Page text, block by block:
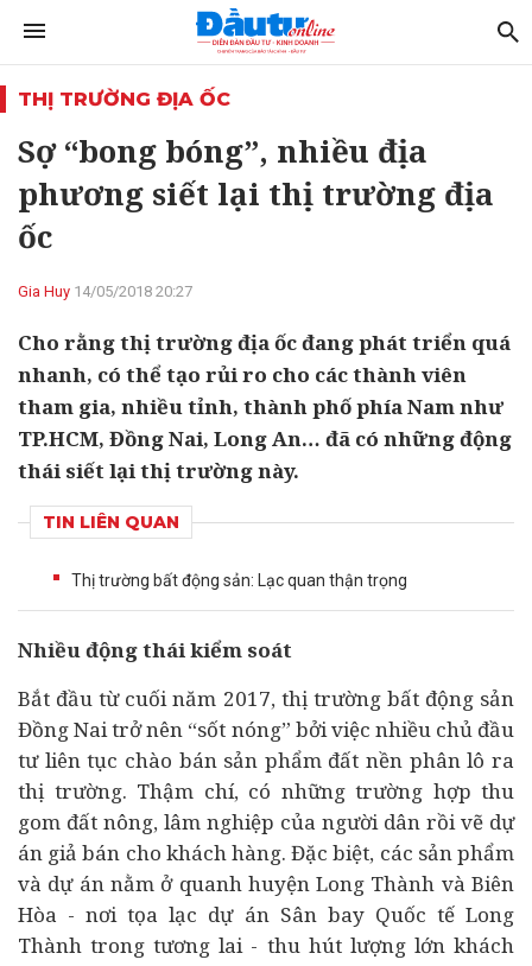
THỊ TRƯỜNG ĐỊA ỐC
Sợ “bong bóng”, nhiều địa
phương siết lại thị trường địa
ốc
Gia Huy 14/05/2018 20:27
Cho rằng thị trường địa ốc đang phát triển quá
nhanh, có thể tạo rủi ro cho các thành viên
tham gia, nhiều tỉnh, thành phố phía Nam như
TP.HCM, Đồng Nai, Long An… đã có những động
thái siết lại thị trường này.
TIN LIÊN QUAN
Thị trường bất động sản: Lạc quan thận trọng
Nhiều động thái kiểm soát
Bắt đầu từ cuối năm 2017, thị trường bất động sản
Đồng Nai trở nên “sốt nóng” bởi việc nhiều chủ đầu
tưliên tục chào bán sản phẩm đất nền phân lô ra
thị trường. Thậm chí, có những trường hợp thu
gom đất nông, lâm nghiệp của người dân rồi vẽ dự
án giả bán cho khách hàng. Đặc biệt, các sản phẩm
và dự án nằm ở quanh huyện Long Thành và Biên
Hòa - nơi tọa lạc dự án Sân bay Quốc tế Long
Thành trong tương lai - thu hút lượng lớn khách